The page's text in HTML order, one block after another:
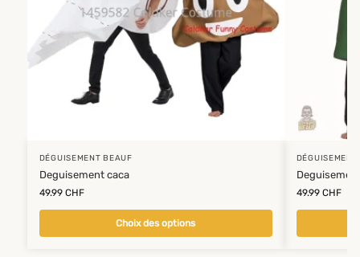
DÉGUISEMENT BEAUF
Deguisement caca
49.99 CHF
Choix des options
49.99 CHF